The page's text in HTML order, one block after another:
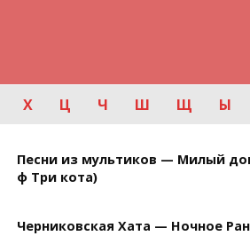
Х Ц Ч Ш Щ Ы
Песни из мультиков — Милый
ф Три кота)
Черниковская Хата — Ночное